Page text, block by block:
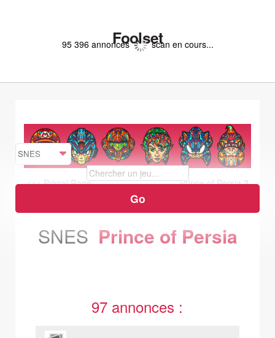
Foolset
95 396 annonces scan en cours...
<<< Primal Rage
Prince of Persia 2
>>>
SNES Prince of Persia
97 annonces :